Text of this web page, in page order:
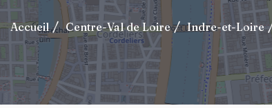
Accueil Centre-Val de Loire Indre-et-Loire